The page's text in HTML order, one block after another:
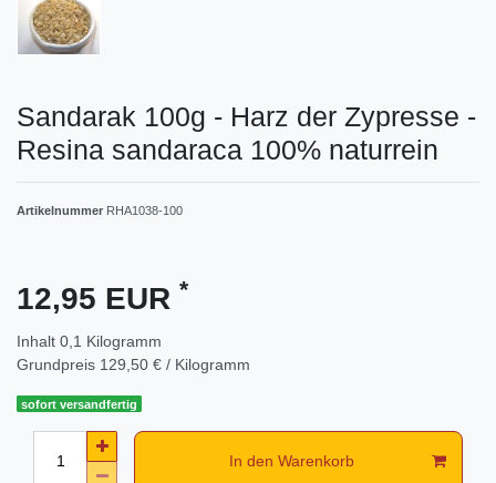
Sandarak 100g - Harz der Zypresse -
Resina sandaraca 100% naturrein
Artikelnummer RHA1038-100
12,95 EUR *
Inhalt 0,1 Kilogramm
Grundpreis 129,50 € / Kilogramm
sofort versandfertig
In den Warenkorb